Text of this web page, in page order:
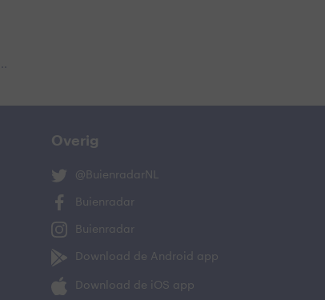
Overig
@BuienradarNL
Buienradar
Buienradar
Download de Android app
Download de iOS app